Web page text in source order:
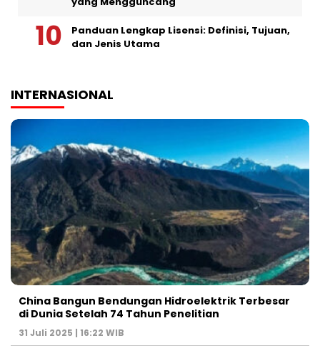
Panduan Lengkap Lisensi: Definisi, Tujuan,
dan Jenis Utama
INTERNASIONAL
China Bangun Bendungan Hidroelektrik Terbesar
di Dunia Setelah 74 Tahun Penelitian
31 Juli 2025 | 16:22 WIB